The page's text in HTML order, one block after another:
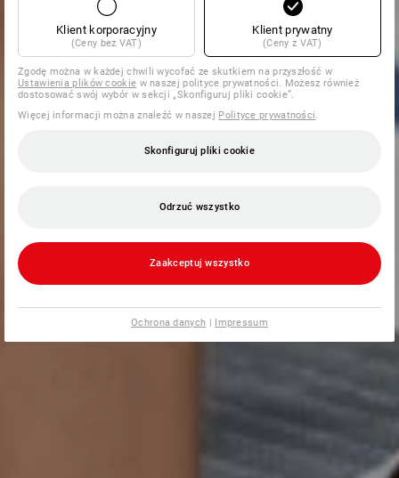
Klient korporacyjny
(Ceny bez VAT)
Klient prywatny
(Ceny z VAT)
Zgodę można w każdej chwili wycofać ze skutkiem na przyszłość w
Ustawienia plików cookie w naszej polityce prywatności. Możesz również
dostosować swój wybór w sekcji „Skonfiguruj pliki cookie”.
Więcej informacji można znaleźć w naszej Polityce prywatności
Skonfiguruj pliki cookie
Odrzuć wszystko
Zaakceptuj wszystko
Ochrona danych | Impressum